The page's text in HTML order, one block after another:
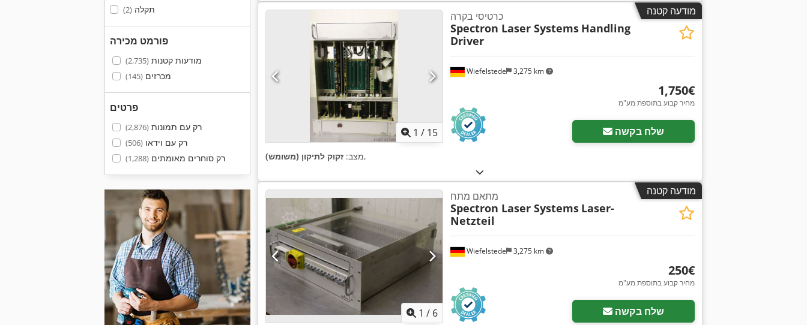
תקלה(2)
פורמט מכירה
מודעות קטנות(2,735)
מכרזים(145)
פרטים
רק עם תמונות(2,876)
רק עם וידאו(506)
רק סוחרים מאומתים(1,288)
מודעה קטנה
1 / 15
Wiefelstede 3,275 km
כרטיסי בקרה
Spectron Laser Systems Handling
Driver
‏1,750 ‏€
מחיר קבוע בתוספת מע"מ
שלח בקשה
מצב: זקוק לתיקון (משומש) ,
מודעה קטנה
1 / 6
Wiefelstede 3,275 km
מתאם מתח
Spectron Laser Systems Laser-
Netzteil
‏250 ‏€
מחיר קבוע בתוספת מע"מ
שלח בקשה